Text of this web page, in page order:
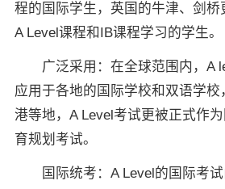
程的国际学生，英国的牛津、剑桥
A Level课程和IB课程学习的学生。
广泛采用：在全球范围内，A
应用于各地的国际学校和双语学
港等地，A Level考试更被正式作
育规划考试。
国际统考：A Level的国际考试